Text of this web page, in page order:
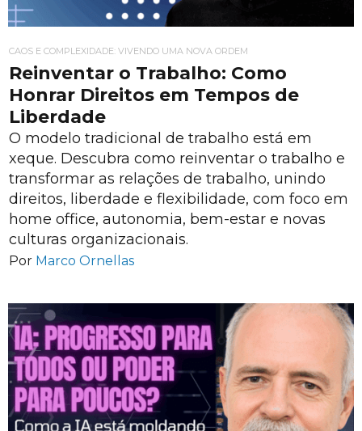
CAOS E COMPLEXIDADE: VIVENDO UMA NOVA ORDEM
Reinventar o Trabalho: Como
Honrar Direitos em Tempos de
Liberdade
O modelo tradicional de trabalho está em
xeque. Descubra como reinventar o trabalho e
transformar as relações de trabalho, unindo
direitos, liberdade e flexibilidade, com foco em
home office, autonomia, bem-estar e novas
culturas organizacionais.
Por Marco Ornellas